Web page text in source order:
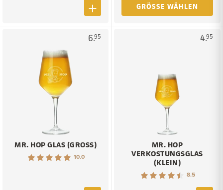
GRÖSSE WÄHLEN
6.95
MR. HOP GLAS (GROSS)
10.0
4.95
MR. HOP
VERKOSTUNGSGLAS
(KLEIN)
8.5